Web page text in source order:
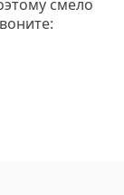
смело